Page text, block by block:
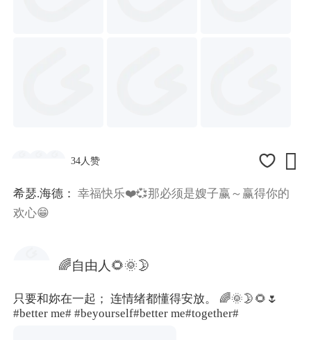
34人赞 
希瑟.海德：幸福快乐❤️💞那必须是嫂子赢～赢得你的
欢心😁
🌈自由人🌻🌞🌛
只要和妳在一起； 连情绪都懂得安放。 🌈🌞🌛🌻🌷
#better me# #beyourself#better me#together#